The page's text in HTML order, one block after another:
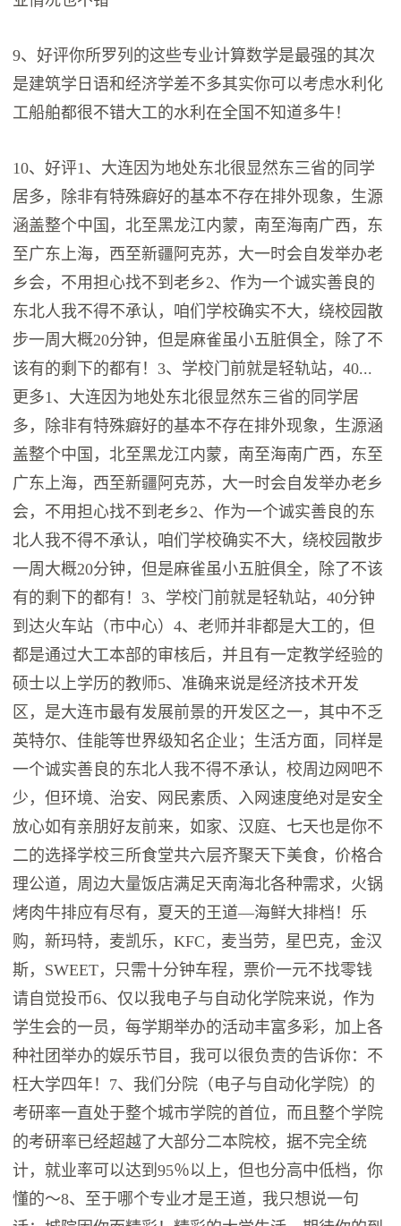
9、好评你所罗列的这些专业计算数学是最强的其次
是建筑学日语和经济学差不多其实你可以考虑水利化
工船舶都很不错大工的水利在全国不知道多牛！
10、好评1、大连因为地处东北很显然东三省的同学
居多，除非有特殊癖好的基本不存在排外现象，生源
涵盖整个中国，北至黑龙江内蒙，南至海南广西，东
至广东上海，西至新疆阿克苏，大一时会自发举办老
乡会，不用担心找不到老乡2、作为一个诚实善良的
东北人我不得不承认，咱们学校确实不大，绕校园散
步一周大概20分钟，但是麻雀虽小五脏俱全，除了不
该有的剩下的都有！3、学校门前就是轻轨站，40...
更多1、大连因为地处东北很显然东三省的同学居
多，除非有特殊癖好的基本不存在排外现象，生源涵
盖整个中国，北至黑龙江内蒙，南至海南广西，东至
广东上海，西至新疆阿克苏，大一时会自发举办老乡
会，不用担心找不到老乡2、作为一个诚实善良的东
北人我不得不承认，咱们学校确实不大，绕校园散步
一周大概20分钟，但是麻雀虽小五脏俱全，除了不该
有的剩下的都有！3、学校门前就是轻轨站，40分钟
到达火车站（市中心）4、老师并非都是大工的，但
都是通过大工本部的审核后，并且有一定教学经验的
硕士以上学历的教师5、准确来说是经济技术开发
区，是大连市最有发展前景的开发区之一，其中不乏
英特尔、佳能等世界级知名企业；生活方面，同样是
一个诚实善良的东北人我不得不承认，校周边网吧不
少，但环境、治安、网民素质、入网速度绝对是安全
放心如有亲朋好友前来，如家、汉庭、七天也是你不
二的选择学校三所食堂共六层齐聚天下美食，价格合
理公道，周边大量饭店满足天南海北各种需求，火锅
烤肉牛排应有尽有，夏天的王道—海鲜大排档！乐
购，新玛特，麦凯乐，KFC，麦当劳，星巴克，金汉
斯，SWEET，只需十分钟车程，票价一元不找零钱
请自觉投币6、仅以我电子与自动化学院来说，作为
学生会的一员，每学期举办的活动丰富多彩，加上各
种社团举办的娱乐节目，我可以很负责的告诉你：不
枉大学四年！7、我们分院（电子与自动化学院）的
考研率一直处于整个城市学院的首位，而且整个学院
的考研率已经超越了大部分二本院校，据不完全统
计，就业率可以达到95％以上，但也分高中低档，你
懂的～8、至于哪个专业才是王道，我只想说一句